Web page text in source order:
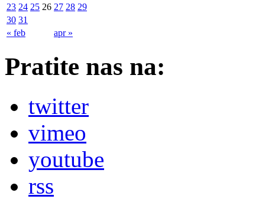
« feb apr »
23 24 25 26 27 28 29
30 31
Pratite nas na:
twitter
vimeo
youtube
rss